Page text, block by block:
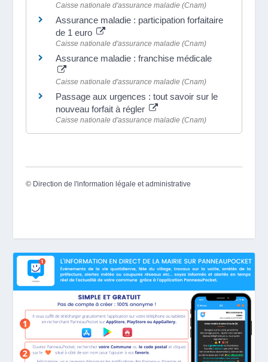
Caisse nationale d'assurance maladie (Cnam)
Assurance maladie : participation forfaitaire
de 1 euro
Caisse nationale d'assurance maladie (Cnam)
Assurance maladie : franchise médicale
Caisse nationale d'assurance maladie (Cnam)
Passage aux urgences : tout savoir sur le
nouveau forfait à régler
Caisse nationale d'assurance maladie (Cnam)
© Direction de l'information légale et administrative